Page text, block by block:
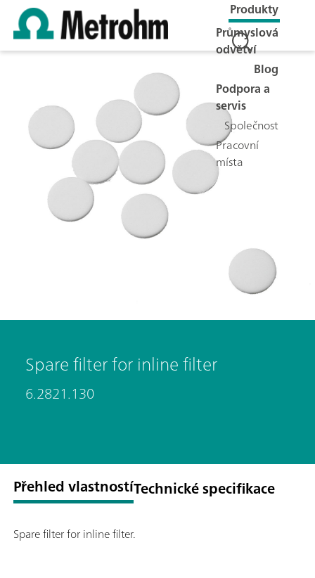
Produkty
Průmyslová
odvětví
Blog
Podpora a
servis
Společnost
Pracovní
místa
Spare filter for inline filter
6.2821.130
Přehled vlastnostíTechnické specifikace
Spare filter for inline filter.